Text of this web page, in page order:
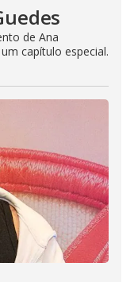
de Ana
capítulo especial.